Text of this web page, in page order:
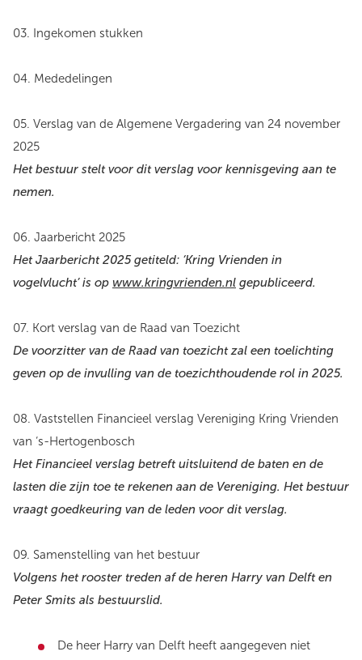
03. Ingekomen stukken
04. Mededelingen
05. Verslag van de Algemene Vergadering van 24 november
2025
Het bestuur stelt voor dit verslag voor kennisgeving aan te
nemen.
06. Jaarbericht 2025
Het Jaarbericht 2025 getiteld: ‘Kring Vrienden in
vogelvlucht’ is op www.kringvrienden.nl gepubliceerd.
07. Kort verslag van de Raad van Toezicht
De voorzitter van de Raad van toezicht zal een toelichting
geven op de invulling van de toezichthoudende rol in 2025.
08. Vaststellen Financieel verslag Vereniging Kring Vrienden
van ‘s-Hertogenbosch
Het Financieel verslag betreft uitsluitend de baten en de
lasten die zijn toe te rekenen aan de Vereniging. Het bestuur
vraagt goedkeuring van de leden voor dit verslag.
09. Samenstelling van het bestuur
Volgens het rooster treden af de heren Harry van Delft en
Peter Smits als bestuurslid.
De heer Harry van Delft heeft aangegeven niet